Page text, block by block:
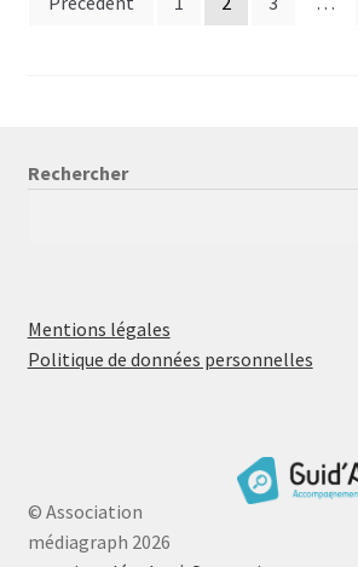
Rechercher
Mentions légales
Politique de données personnelles
© Association
médiagraph 2026